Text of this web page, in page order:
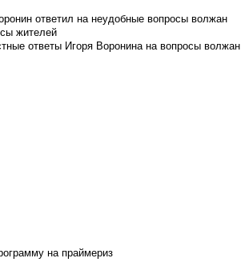
ответил на неудобные вопросы волжан
жителей
ответы Игоря Воронина на вопросы волжан
на праймериз